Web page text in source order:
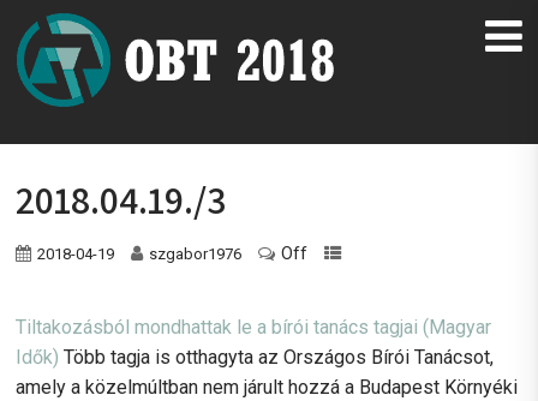
2018.04.19./3
2018-04-19 szgabor1976 Off
Tiltakozásból mondhattak le a bírói tanács tagjai (Magyar
Idők) Több tagja is otthagyta az Országos Bírói Tanácsot,
amely a közelmúltban nem járult hozzá a Budapest Környéki